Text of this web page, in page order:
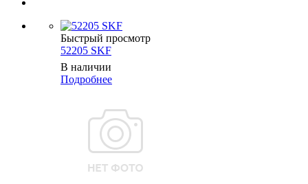
Быстрый просмотр
52205 SKF
В наличии
Подробнее